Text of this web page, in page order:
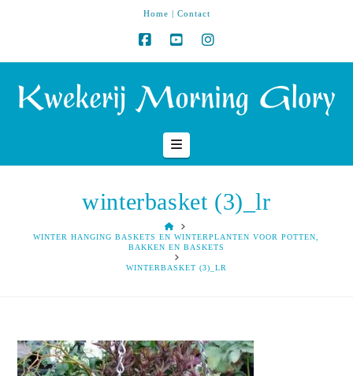
Home | Contact
Navigation
winterbasket (3)_lr
HOME
WINTER HANGING BASKETS EN WINTERPLANTEN VOOR POTTEN,
BAKKEN EN BASKETS
WINTERBASKET (3)_LR